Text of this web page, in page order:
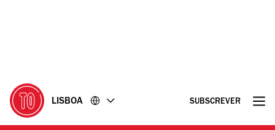
LISBOA SUBSCREVER